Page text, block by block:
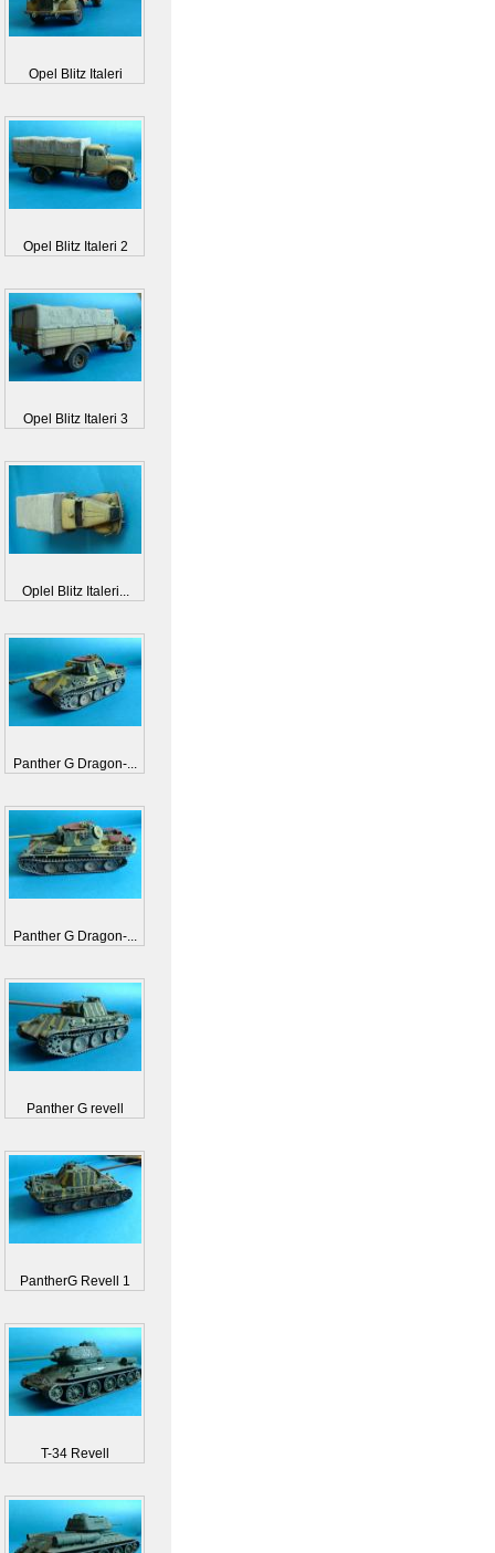
Opel Blitz Italeri
Opel Blitz Italeri 2
Opel Blitz Italeri 3
Oplel Blitz Italeri...
Panther G Dragon-...
Panther G Dragon-...
Panther G revell
PantherG Revell 1
T-34 Revell